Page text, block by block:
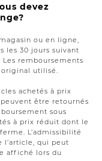
devez
ou en ligne,
les 30 jours suivant
Les remboursements
utilisé.
achetés à prix
être retournés
sous
à prix réduit dont le
L’admissibilité
l’article, qui peut
affiché lors du